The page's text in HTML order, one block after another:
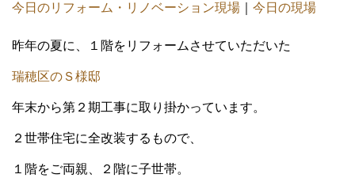
今日のリフォーム・リノベーション現場
今日の現場
昨年の夏に、１階をリフォームさせていただいた
瑞穂区のＳ様邸
年末から第２期工事に取り掛かっています。
２世帯住宅に全改装するもので、
１階をご両親、２階に子世帯。